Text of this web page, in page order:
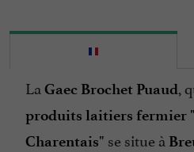
La Gaec Brochet Puaud,
produits laitiers fermier "
Charentais" se situe à